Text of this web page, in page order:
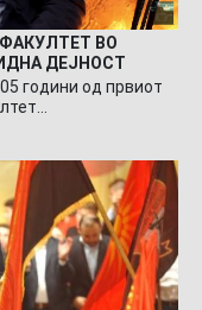
ВО
ДЕЈНОСТ
години од првиот